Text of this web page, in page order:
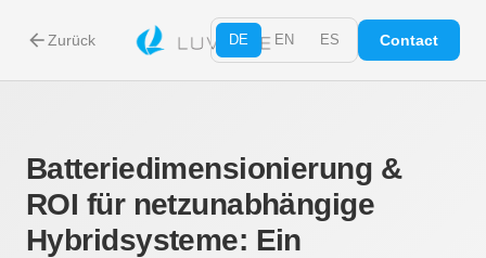
arrow_back Zurück DE EN ES Contact
Batteriedimensionierung &
ROI für netzunabhängige
Hybridsysteme: Ein